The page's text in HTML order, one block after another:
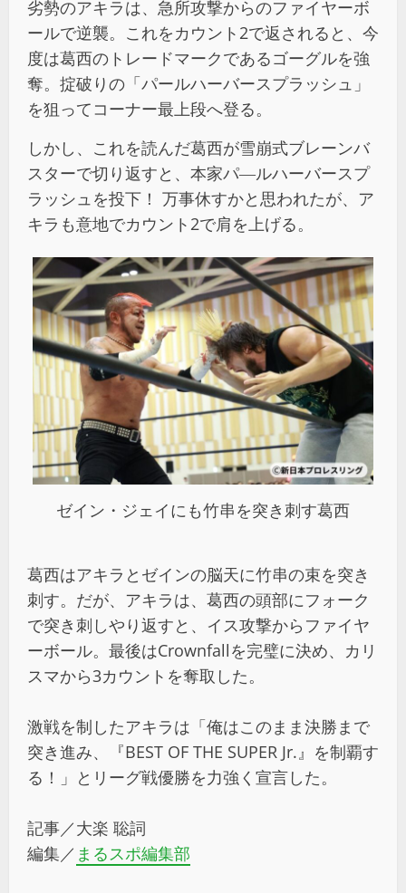
劣勢のアキラは、急所攻撃からのファイヤーボ
ールで逆襲。これをカウント2で返されると、今
度は葛西のトレードマークであるゴーグルを強
奪。掟破りの「パールハーバースプラッシュ」
を狙ってコーナー最上段へ登る。
しかし、これを読んだ葛西が雪崩式ブレーンバ
スターで切り返すと、本家パ―ルハーバースプ
ラッシュを投下！ 万事休すかと思われたが、ア
キラも意地でカウント2で肩を上げる。
ゼイン・ジェイにも竹串を突き刺す葛西
葛西はアキラとゼインの脳天に竹串の束を突き
刺す。だが、アキラは、葛西の頭部にフォーク
で突き刺しやり返すと、イス攻撃からファイヤ
ーボール。最後はCrownfallを完璧に決め、カリ
スマから3カウントを奪取した。
激戦を制したアキラは「俺はこのまま決勝まで
突き進み、『BEST OF THE SUPER Jr.』を制覇す
る！」とリーグ戦優勝を力強く宣言した。
記事／大楽 聡詞
編集／ まるスポ編集部